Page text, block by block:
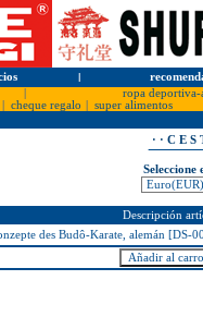
l
ropa deportiva-
cheque regalo
super alimentos
· · C E
Seleccione
Descripción
des Budô-Karate, alemán [DS-